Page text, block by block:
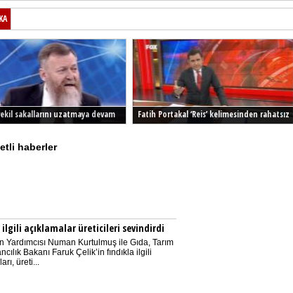
sakallarını uzatmaya devam
Fatih Portakal ‘Reis’ kelimesinden rahatsız
haberler
ilgili açıklamalar üreticileri sevindirdi
Yardımcısı Numan Kurtulmuş ile Gıda, Tarım
Bakanı Faruk Çelik’in fındıkla ilgili
üreti...